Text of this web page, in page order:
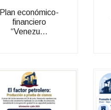
Plan económico-
financiero
“Venezu...